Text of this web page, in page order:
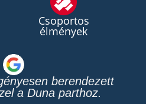
Csoportos
élmények
modern